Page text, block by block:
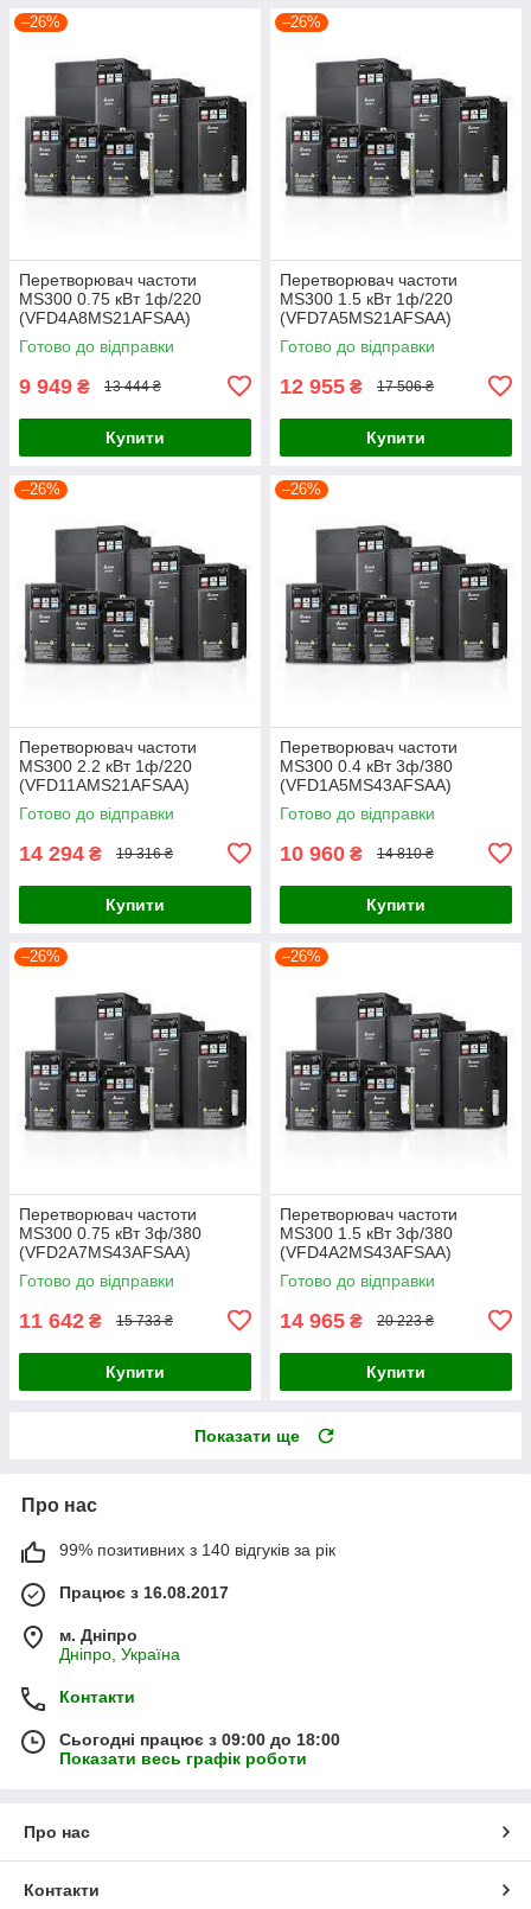
–26%
Перетворювач частоти
MS300 0.75 кВт 1ф/220
(VFD4A8MS21AFSAA)
Готово до відправки
9 949 ₴ 13 444 ₴
Купити
–26%
Перетворювач частоти
MS300 1.5 кВт 1ф/220
(VFD7A5MS21AFSAA)
Готово до відправки
12 955 ₴ 17 506 ₴
Купити
–26%
Перетворювач частоти
MS300 2.2 кВт 1ф/220
(VFD11AMS21AFSAA)
Готово до відправки
14 294 ₴ 19 316 ₴
Купити
–26%
Перетворювач частоти
MS300 0.4 кВт 3ф/380
(VFD1A5MS43AFSAA)
Готово до відправки
10 960 ₴ 14 810 ₴
Купити
–26%
Перетворювач частоти
MS300 0.75 кВт 3ф/380
(VFD2A7MS43AFSAA)
Готово до відправки
11 642 ₴ 15 733 ₴
Купити
–26%
Перетворювач частоти
MS300 1.5 кВт 3ф/380
(VFD4A2MS43AFSAA)
Готово до відправки
14 965 ₴ 20 223 ₴
Купити
Показати ще
Про нас
99% позитивних з 140 відгуків за рік
Працює з 16.08.2017
м. Дніпро
Дніпро, Україна
Контакти
Сьогодні працює з 09:00 до 18:00
Показати весь графік роботи
Про нас
Контакти